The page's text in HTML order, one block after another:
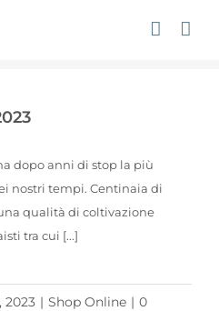
dopo anni di stop la più
nostri tempi. Centinaia di
qualità di coltivazione
tra cui [...]
2023 | Shop Online | 0